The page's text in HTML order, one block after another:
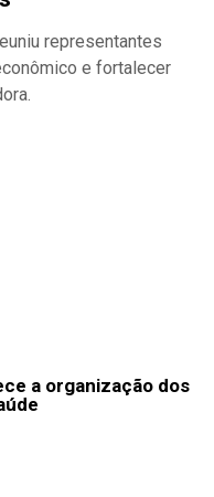
representantes
e fortalecer
a organização dos